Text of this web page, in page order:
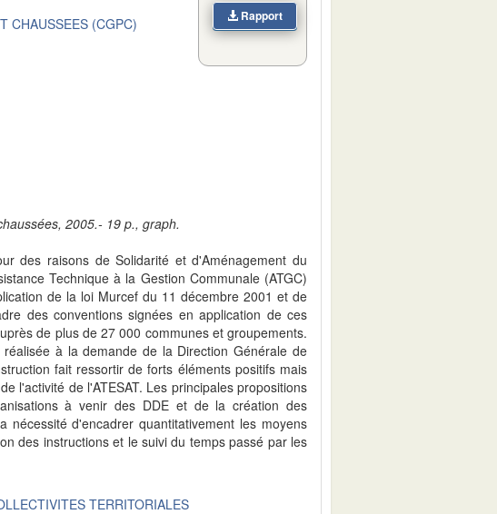
CHAUSSEES (CGPC) Rapport
2005.- 19 p., graph.
des raisons de Solidarité et d'Aménagement du
Technique à la Gestion Communale (ATGC)
de la loi Murcef du 11 décembre 2001 et de
des conventions signées en application de ces
de plus de 27 000 communes et groupements.
à la demande de la Direction Générale de
fait ressortir de forts éléments positifs mais
l'activité de l'ATESAT. Les principales propositions
à venir des DDE et de la création des
nécessité d'encadrer quantitativement les moyens
des instructions et le suivi du temps passé par les
TERRITORIALES